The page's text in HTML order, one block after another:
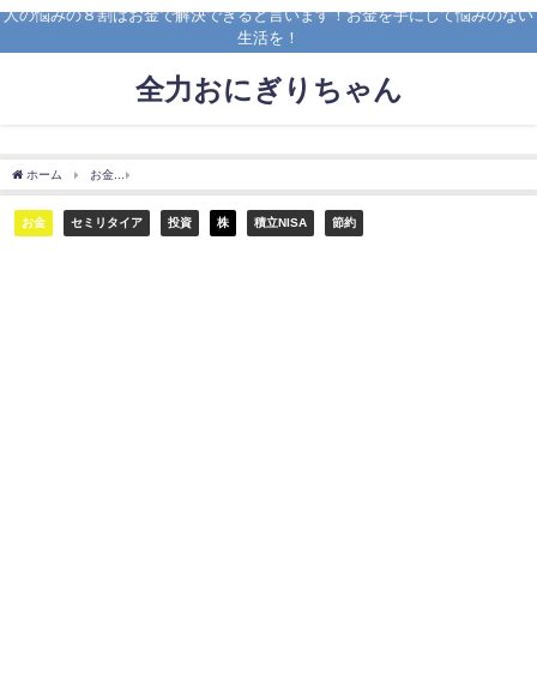
人の悩みの８割はお金で解決できると言います！お金を手にして悩みのない
生活を！
全力おにぎりちゃん
ホーム お金
お金 セミリタイア 投資 株 積立NISA 節約